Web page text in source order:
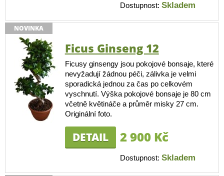
Dostupnost: Skladem
NOVINKA
Ficus Ginseng 12
Ficusy ginsengy jsou pokojové bonsaje, které
nevyžadují žádnou péči, zálivka je velmi
sporadická jednou za čas po celkovém
vyschnutí. Výška pokojové bonsaje je 80 cm
včetně květináče a průměr misky 27 cm.
Originální foto.
DETAIL 2 900 Kč
Dostupnost: Skladem